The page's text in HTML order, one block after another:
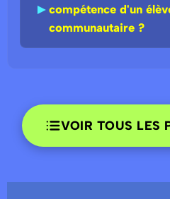
► compétence d'un
communautaire ?
VOIR TOUS LES